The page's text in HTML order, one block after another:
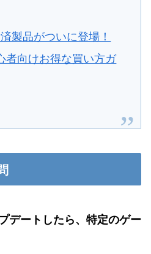
製品がついに登場！
者向けお得な買い方ガ
デートしたら、特定のゲー